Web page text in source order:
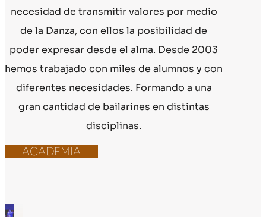
necesidad de transmitir valores por medio
de la Danza, con ellos la posibilidad de
poder expresar desde el alma. Desde 2003
hemos trabajado con miles de alumnos y con
diferentes necesidades. Formando a una
gran cantidad de bailarines en distintas
disciplinas.
ACADEMIA